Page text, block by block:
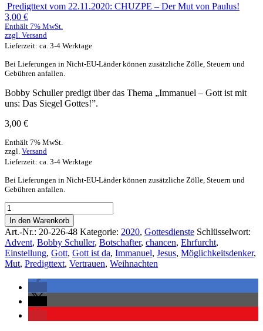
Predigttext vom 22.11.2020: CHUZPE – Der Mut von Paulus!
3,00 €
Enthält 7% MwSt.
zzgl. Versand
Lieferzeit: ca. 3-4 Werktage
Bei Lieferungen in Nicht-EU-Länder können zusätzliche Zölle, Steuern und
Gebühren anfallen.
Bobby Schuller predigt über das Thema „Immanuel – Gott ist mit
uns: Das Siegel Gottes!”.
3,00 €
Enthält 7% MwSt.
zzgl. Versand
Lieferzeit: ca. 3-4 Werktage
Bei Lieferungen in Nicht-EU-Länder können zusätzliche Zölle, Steuern und
Gebühren anfallen.
In den Warenkorb
Art.-Nr.: 20-226-48 Kategorie: 2020, Gottesdienste Schlüsselwort:
Advent, Bobby Schuller, Botschafter, chancen, Ehrfurcht,
Einstellung, Gott, Gott ist da, Immanuel, Jesus, Möglichkeitsdenker,
Mut, Predigttext, Vertrauen, Weihnachten